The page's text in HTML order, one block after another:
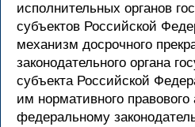
исполнительных органов
субъектов Российской
механизм досрочного
законодательного органа
субъекта Российской
им нормативного правового
федеральному